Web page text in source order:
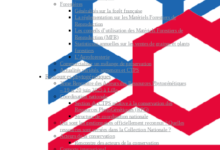
Forestières
Généralités sur la forêt française
La réglementation sur les Matériels Forestiers de
Reproduction
Les conseils d’utilisation des Matériels Forestiers de
Reproduction (MFR)
Statistiques annuelles sur les ventes de graines et plants
forestiers
L’Agroforesterie
Commercialiser un mélange de préservation
Actualités variétés, semences et CTPS
Ressources phytogénétiques
3ème Rencontre des Acteurs des Ressources Phytogénétiques
– 19 et 20 juin 2025 à Lille
Coordination nationale
Section du CTPS relative à la conservation des
Ressources PhytoGénétiques (RPG)
Structure de coordination nationale
Qui sont les gestionnaires officiellement reconnus ? Quelles
ressources sont versées dans la Collection Nationale ?
Acteurs de la conservation
Rencontre des acteurs de la conservation